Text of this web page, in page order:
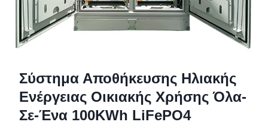
Σύστημα Αποθήκευσης Ηλιακής
Ενέργειας Οικιακής Χρήσης Όλα-
Σε-Ένα 100KWh LiFePO4